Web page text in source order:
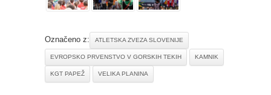
Označeno z: ATLETSKA ZVEZA SLOVENIJE
EVROPSKO PRVENSTVO V GORSKIH TEKIH KAMNIK
KGT PAPEŽ VELIKA PLANINA